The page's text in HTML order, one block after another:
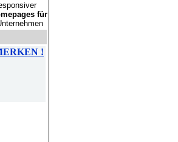
für
!